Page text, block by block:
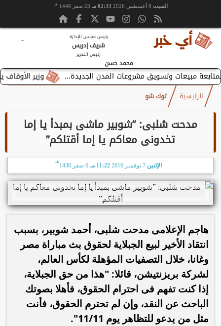
السبت 02:33 مـ 23 صفر 1448 هـ
رئيس مجلس الإدارة
شريف إدريس
رئيس التحرير
محمد حسن
-
وزير الأوقاف
الرئيسية توك شو
مدحت شلبى: ”شوبير ماشى بمبدأ يا إما
تخدونى معاكم يا إما أقتلكم”
الإثنين 11:22 مـ 6 صفر 1438
هـ
هاجم الإعلامى مدحت شلبى، أحمد شوبير، بسبب
انتقاد الأخير لبيع الجبلاية لحقوق بث مباراة مصر
وغانا، خلال التصفيات المؤهلة لكأس العالم،
لشركة بريزنتيشن، قائلا: "هذا من حق الجبلاية،
إذا كنت تفهم فى احترام الحقوق، فأهلا بصوتك
الباحث عن النقد، وإن لم تحترم الحقوق، فأنت
مثل من يدعو للتظاهر يوم 11/11".